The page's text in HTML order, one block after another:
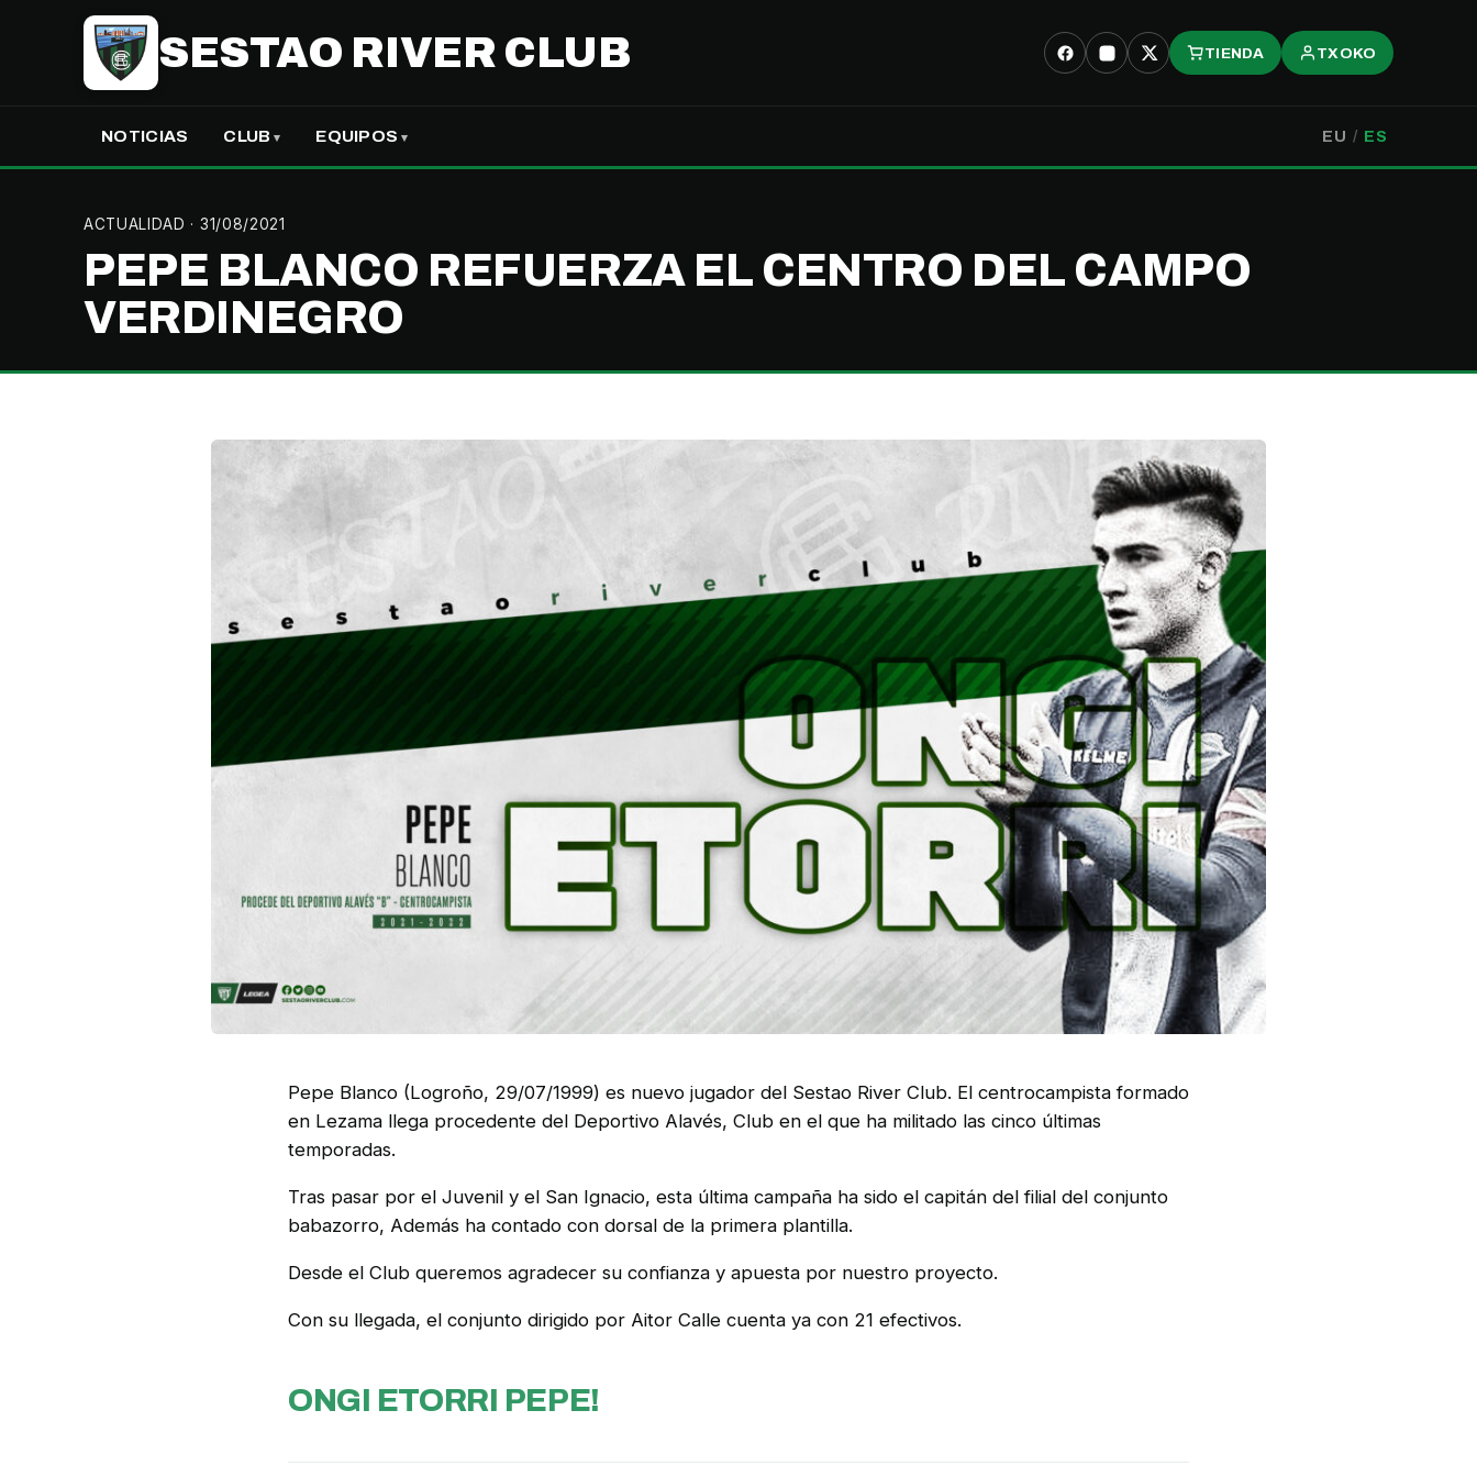
SESTAO RIVER CLUB TIENDA TXOKO
NOTICIAS CLUB EQUIPOS EU / ES
ACTUALIDAD · 31/08/2021
PEPE BLANCO REFUERZA EL CENTRO DEL CAMPO
VERDINEGRO
Pepe Blanco (Logroño, 29/07/1999) es nuevo jugador del Sestao River Club. El centrocampista formado
en Lezama llega procedente del Deportivo Alavés, Club en el que ha militado las cinco últimas
temporadas.
Tras pasar por el Juvenil y el San Ignacio, esta última campaña ha sido el capitán del filial del conjunto
babazorro, Además ha contado con dorsal de la primera plantilla.
Desde el Club queremos agradecer su confianza y apuesta por nuestro proyecto.
Con su llegada, el conjunto dirigido por Aitor Calle cuenta ya con 21 efectivos.
ONGI ETORRI PEPE!